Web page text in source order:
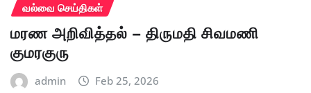
வல்வை செய்திகள்
மரண அறிவித்தல் – திருமதி சிவமணி
குமரகுரு
admin Feb 25, 2026